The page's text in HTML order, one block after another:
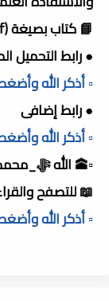
📘 كتاب بصيغة (pdf)
● رابط التحميل
▫️ أذكر الله
● رابط إضافى
▫️ أذكر الله
▫️🕋 الله
📖 للتصفح
▫️ أذكر الله